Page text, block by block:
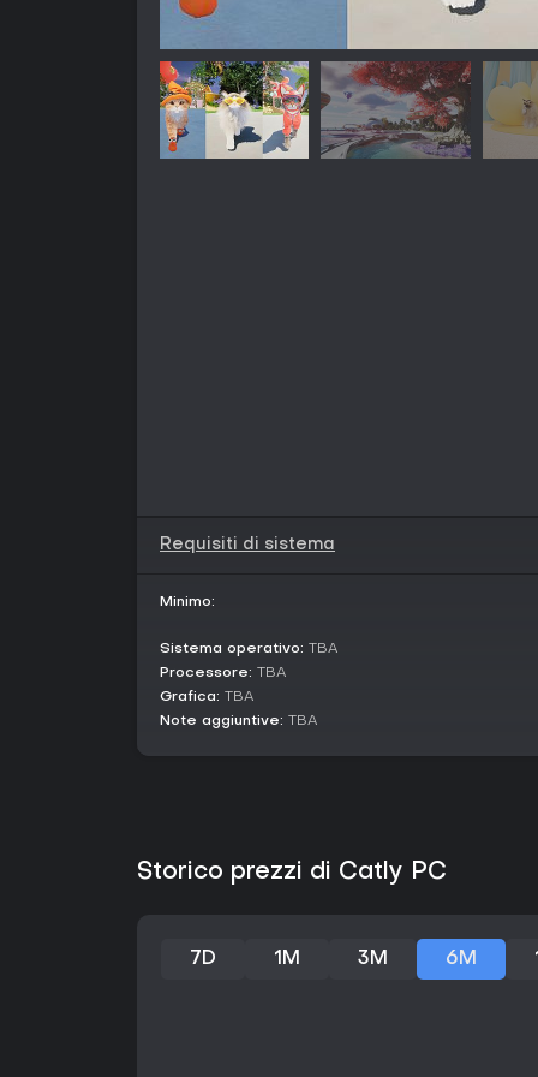
Requisiti di sistema
Minimo:
Sistema operativo: TBA
Processore: TBA
Grafica: TBA
Note aggiuntive: TBA
Storico prezzi di Catly PC
7D 1M 3M 6M